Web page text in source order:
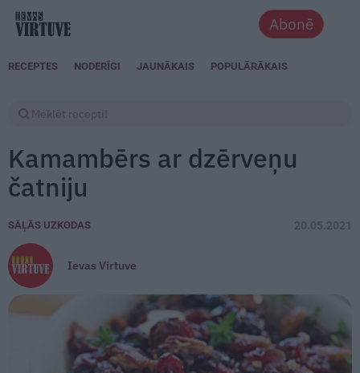
Abonē
RECEPTES NODERĪGI JAUNĀKAIS POPULĀRĀKAIS
Kamambērs ar dzērveņu
čatniju
SĀĻĀS UZKODAS 20.05.2021
Ievas Virtuve